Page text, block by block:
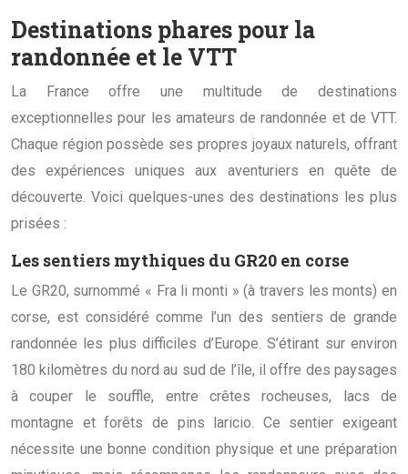
Destinations phares pour la
randonnée et le VTT
La France offre une multitude de destinations
exceptionnelles pour les amateurs de randonnée et de VTT.
Chaque région possède ses propres joyaux naturels, offrant
des expériences uniques aux aventuriers en quête de
découverte. Voici quelques-unes des destinations les plus
prisées :
Les sentiers mythiques du GR20 en corse
Le GR20, surnommé « Fra li monti » (à travers les monts) en
corse, est considéré comme l’un des sentiers de grande
randonnée les plus difficiles d’Europe. S’étirant sur environ
180 kilomètres du nord au sud de l’île, il offre des paysages
à couper le souffle, entre crêtes rocheuses, lacs de
montagne et forêts de pins laricio. Ce sentier exigeant
nécessite une bonne condition physique et une préparation